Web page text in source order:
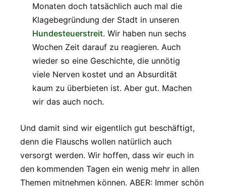
Monaten doch tatsächlich auch mal die
Klagebegründung der Stadt in unseren
Hundesteuerstreit. Wir haben nun sechs
Wochen Zeit darauf zu reagieren. Auch
wieder so eine Geschichte, die unnötig
viele Nerven kostet und an Absurdität
kaum zu überbieten ist. Aber gut. Machen
wir das auch noch.
Und damit sind wir eigentlich gut beschäftigt,
denn die Flauschs wollen natürlich auch
versorgt werden. Wir hoffen, dass wir euch in
den kommenden Tagen ein wenig mehr in allen
Themen mitnehmen können. ABER: Immer schön